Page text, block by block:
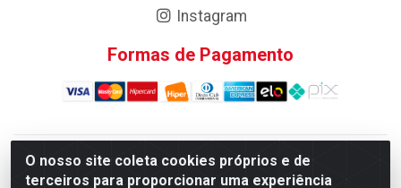
O nosso site coleta cookies próprios e de
terceiros para proporcionar uma experiência
Instagram
Formas de Pagamento
Atacadao da Limpeza F. Pereira Queiroz Comercio e
Distribuicao LTDA - Quadra Qi 10 Lotes 39 e, 41 - Setor